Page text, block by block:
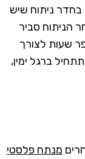
בחדר ניתוח שיש
הניתוח סביר
שעות לצורך
ברגל ימין,
מנתח פלסטי